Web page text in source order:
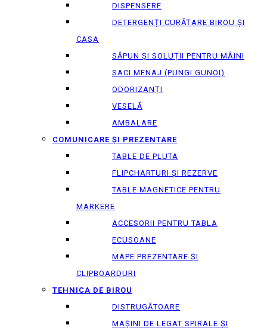
DISPENSERE
DETERGENȚI CURĂȚARE BIROU ȘI
CASA
SĂPUN ȘI SOLUȚII PENTRU MÂINI
SACI MENAJ (PUNGI GUNOI)
ODORIZANȚI
VESELĂ
AMBALARE
COMUNICARE ȘI PREZENTARE
TABLE DE PLUTA
FLIPCHARTURI ȘI REZERVE
TABLE MAGNETICE PENTRU
MARKERE
ACCESORII PENTRU TABLA
ECUSOANE
MAPE PREZENTARE ȘI
CLIPBOARDURI
TEHNICA DE BIROU
DISTRUGĂTOARE
MAȘINI DE LEGAT SPIRALE ȘI